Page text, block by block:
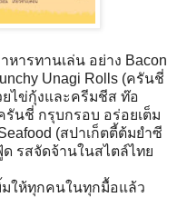
หารทานเล่น อย่าง Bacon
Unagi Rolls (ครันชี่
ไข่กุ้งและครีมชีส ท๊อ
รันชี่ กรุบกรอบ อร่อยเต็ม
(สปาเก็ตตี้ต้มยำซี
รสจัดจ้านในสไตล์ไทย
มให้ทุกคนในทุกมื้อแล้ว